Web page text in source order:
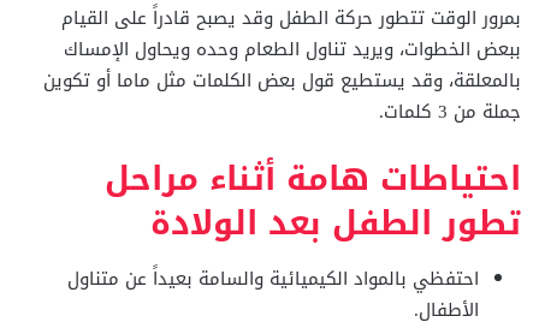
بمرور الوقت تتطور حركة الطفل وقد يصبح قادراً على القيام
ببعض الخطوات، ويريد تناول الطعام وحده ويحاول الإمساك
بالمعلقة، وقد يستطيع قول بعض الكلمات مثل ماما أو تكوين
جملة من 3 كلمات.
احتياطات هامة أثناء مراحل
تطور الطفل بعد الولادة
احتفظي بالمواد الكيميائية والسامة بعيداً عن متناول
الأطفال.